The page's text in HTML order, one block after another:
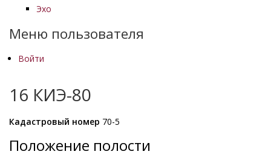
Эхо
Меню пользователя
Войти
16 КИЭ-80
Кадастровый номер 70-5
Положение полости